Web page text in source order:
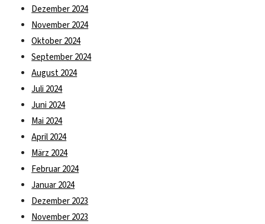
Dezember 2024
November 2024
Oktober 2024
September 2024
August 2024
Juli 2024
Juni 2024
Mai 2024
April 2024
März 2024
Februar 2024
Januar 2024
Dezember 2023
November 2023